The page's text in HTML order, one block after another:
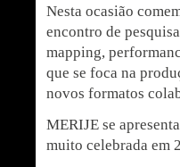
Nesta ocasião
encontro de
mapping,
que se foca na
novos formatos
MERIJE se
muito celebrada em